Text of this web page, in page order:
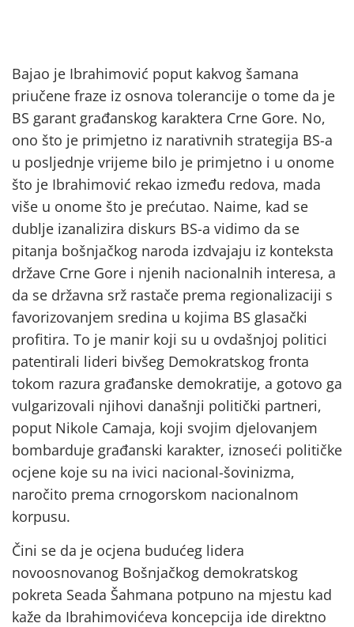
Bajao je Ibrahimović poput kakvog šamana
priučene fraze iz osnova tolerancije o tome da je
BS garant građanskog karaktera Crne Gore. No,
ono što je primjetno iz narativnih strategija BS-a
u posljednje vrijeme bilo je primjetno i u onome
što je Ibrahimović rekao između redova, mada
više u onome što je prećutao. Naime, kad se
dublje izanalizira diskurs BS-a vidimo da se
pitanja bošnjačkog naroda izdvajaju iz konteksta
države Crne Gore i njenih nacionalnih interesa, a
da se državna srž rastače prema regionalizaciji s
favorizovanjem sredina u kojima BS glasački
profitira. To je manir koji su u ovdašnjoj politici
patentirali lideri bivšeg Demokratskog fronta
tokom razura građanske demokratije, a gotovo ga
vulgarizovali njihovi današnji politički partneri,
poput Nikole Camaja, koji svojim djelovanjem
bombarduje građanski karakter, iznoseći političke
ocjene koje su na ivici nacional-šovinizma,
naročito prema crnogorskom nacionalnom
korpusu.
Čini se da je ocjena budućeg lidera
novoosnovanog Bošnjačkog demokratskog
pokreta Seada Šahmana potpuno na mjestu kad
kaže da Ibrahimovićeva koncepcija ide direktno